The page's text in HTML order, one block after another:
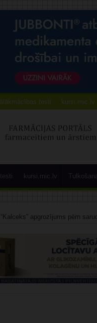
testi kursi.mic.lv
kursi.mic.lv
apgrozījums pērn